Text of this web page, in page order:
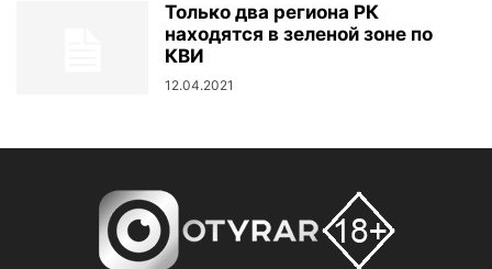
Только два региона РК
находятся в зеленой зоне по
КВИ
12.04.2021